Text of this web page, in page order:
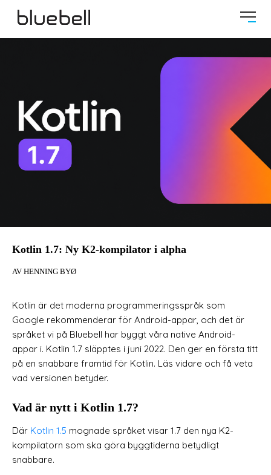
Kotlin 1.7: Ny K2-kompilator i alpha
AV HENNING BYØ
Kotlin är det moderna programmeringsspråk som
Google rekommenderar för Android-appar, och det är
språket vi på Bluebell har byggt våra native Android-
appar i. Kotlin 1.7 släpptes i juni 2022. Den ger en första titt
på en snabbare framtid för Kotlin. Läs vidare och få veta
vad versionen betyder.
Vad är nytt i Kotlin 1.7?
Där Kotlin 1.5 mognade språket visar 1.7 den nya K2-
kompilatorn som ska göra byggtiderna betydligt
snabbare.